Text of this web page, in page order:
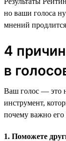
но ваши голоса
мнений
4
в
Ваш голос — это
инструмент,
почему важно его
1. Поможете